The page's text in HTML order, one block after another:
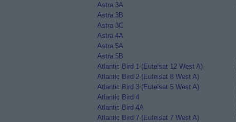
Astra 3A
Astra 3B
Astra 3C
Astra 4A
Astra 5A
Astra 5B
Atlantic Bird 1 (Eutelsat 12 West A)
Atlantic Bird 2 (Eutelsat 8 West A)
Atlantic Bird 3 (Eutelsat 5 West A)
Atlantic Bird 4
Atlantic Bird 4A
Atlantic Bird 7 (Eutelsat 7 West A)